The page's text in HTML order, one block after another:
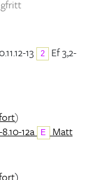
13 2
Ef 3,2-
)
12a E Matt
)